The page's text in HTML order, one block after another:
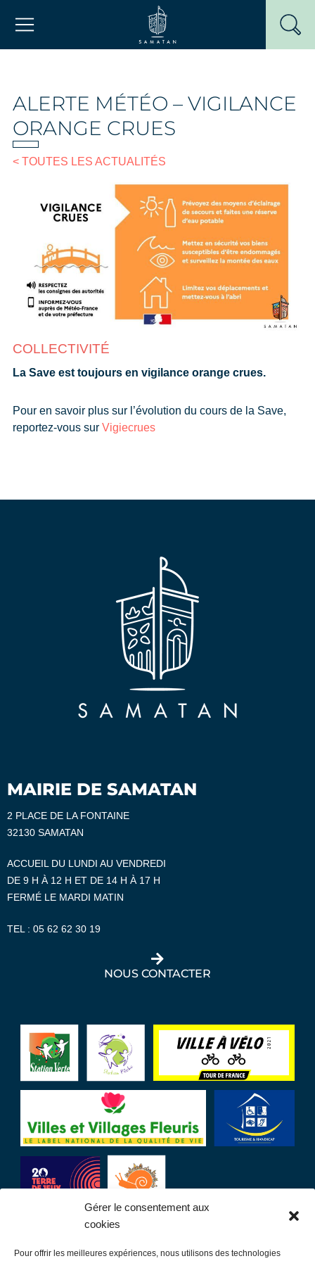
Gérer le consentement aux
cookies
Pour offrir les meilleures expériences, nous utilisons des technologies
Mairie de Samatan
ALERTE MÉTÉO – VIGILANCE
ORANGE CRUES
< TOUTES LES ACTUALITÉS
COLLECTIVITÉ
La Save est toujours en vigilance orange crues.
Pour en savoir plus sur l’évolution du cours de la Save,
reportez-vous surVigiecrues
MAIRIE DE SAMATAN
2 PLACE DE LA FONTAINE
32130 SAMATAN
ACCUEIL DU LUNDI AU VENDREDI
DE 9 H À 12 H ET DE 14 H À 17 H
FERMÉ LE MARDI MATIN
TEL : 05 62 62 30 19
NOUS CONTACTER